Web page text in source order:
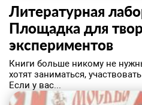
Литературная
Площадка для
экспериментов
​Книги больше никому не
хотят заниматься,
Если у вас...